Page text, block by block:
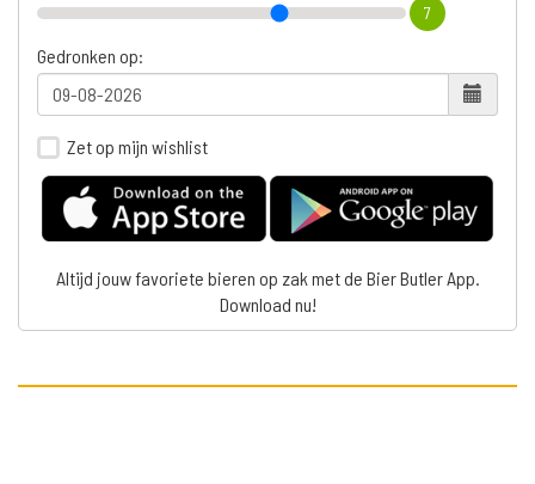
7
Gedronken op:
Zet op mijn wishlist
Altijd jouw favoriete bieren op zak met de Bier Butler App.
Download nu!